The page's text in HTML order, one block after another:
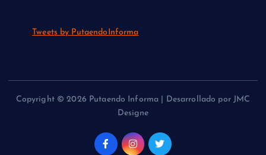
Tweets by PutaendoInforma
Copyright © 2026 Putaendo Informa | Desarrollado por JMC
Designe